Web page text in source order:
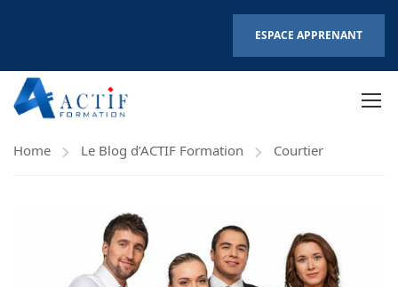
ESPACE APPRENANT
Home Le Blog d’ACTIF Formation Courtier